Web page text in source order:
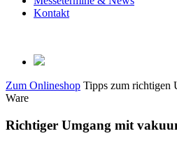
Kontakt
Zum Onlineshop Tipps zum richtigen
Ware
Richtiger Umgang mit